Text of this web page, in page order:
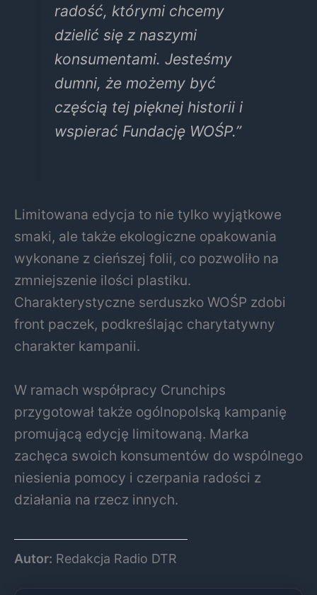
radość, którymi chcemy
dzielić się z naszymi
konsumentami. Jesteśmy
dumni, że możemy być
częścią tej pięknej historii i
wspierać Fundację WOŚP.”
Limitowana edycja to nie tylko wyjątkowe
smaki, ale także ekologiczne opakowania
wykonane z cieńszej folii, co pozwoliło na
zmniejszenie ilości plastiku.
Charakterystyczne serduszko WOŚP zdobi
front paczek, podkreślając charytatywny
charakter kampanii.
W ramach współpracy Crunchips
przygotował także ogólnopolską kampanię
promującą edycję limitowaną. Marka
zachęca swoich konsumentów do wspólnego
niesienia pomocy i czerpania radości z
działania na rzecz innych.
Autor: Redakcja Radio DTR